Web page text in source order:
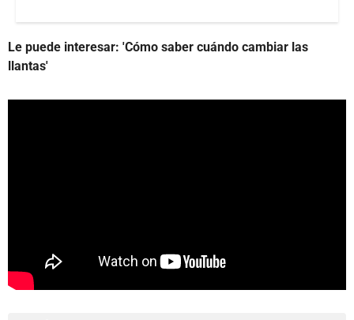
Le puede interesar: 'Cómo saber cuándo cambiar las
llantas'